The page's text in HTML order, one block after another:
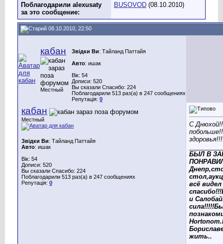
Поблагодарили alexusaty
за это сообщение:
BUSOVOD (08.10.2010)
08.10.2010, 22:50
кабан
Местный
Звідки Ви: Тайланд Паттайя
Авто: ишак
Вік: 54
Дописи: 520
Вы сказали Спасибо: 224
Поблагодарили 513 раз(а) в 247 сообщениях
Репутація: 0
кабан
Местный
Звідки Ви: Тайланд Паттайя
Авто: ишак
Вік: 54
Дописи: 520
Вы сказали Спасибо: 224
Поблагодарили 513 раз(а) в 247 сообщениях
Репутація: 0
С
БЫЛ В
всё
и
жить..